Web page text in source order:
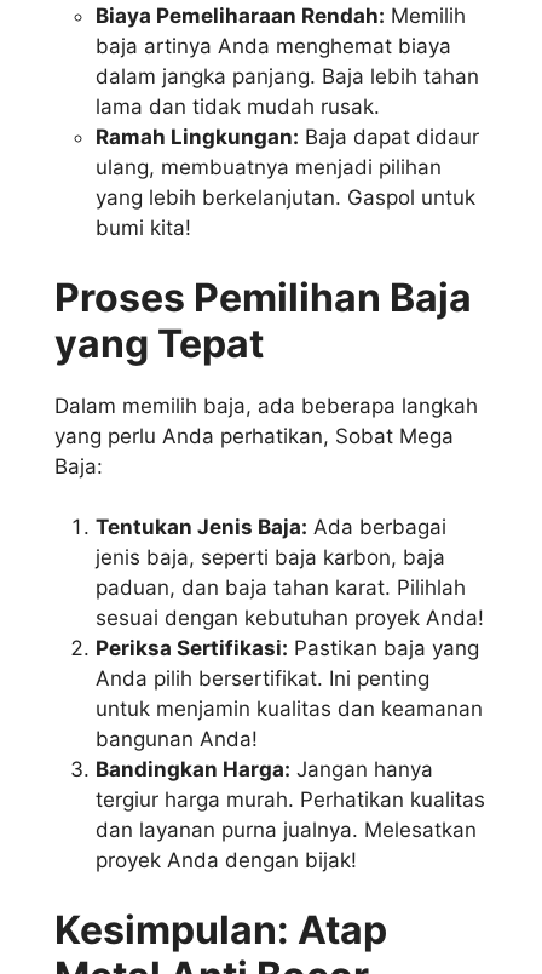
Biaya Pemeliharaan Rendah: Memilih
baja artinya Anda menghemat biaya
dalam jangka panjang. Baja lebih tahan
lama dan tidak mudah rusak.
Ramah Lingkungan: Baja dapat didaur
ulang, membuatnya menjadi pilihan
yang lebih berkelanjutan. Gaspol untuk
bumi kita!
Proses Pemilihan Baja
yang Tepat
Dalam memilih baja, ada beberapa langkah
yang perlu Anda perhatikan, Sobat Mega
Baja:
Tentukan Jenis Baja: Ada berbagai
jenis baja, seperti baja karbon, baja
paduan, dan baja tahan karat. Pilihlah
sesuai dengan kebutuhan proyek Anda!
Periksa Sertifikasi: Pastikan baja yang
Anda pilih bersertifikat. Ini penting
untuk menjamin kualitas dan keamanan
bangunan Anda!
Bandingkan Harga: Jangan hanya
tergiur harga murah. Perhatikan kualitas
dan layanan purna jualnya. Melesatkan
proyek Anda dengan bijak!
Kesimpulan: Atap